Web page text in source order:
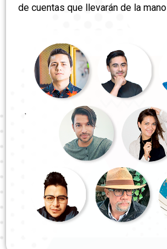
de cuentas que llevarán de la mano